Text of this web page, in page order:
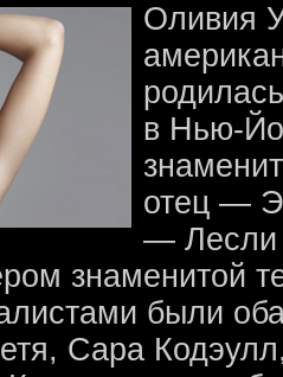
Оливия
в Нью-
отец —
— Лесли
знаменитой
были
Сара